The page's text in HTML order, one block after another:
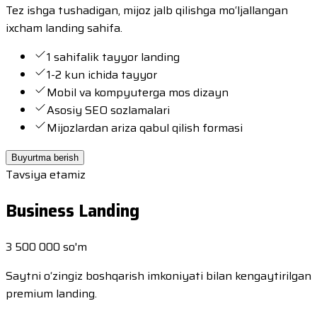
Tez ishga tushadigan, mijoz jalb qilishga mo‘ljallangan
ixcham landing sahifa.
1 sahifalik tayyor landing
1-2 kun ichida tayyor
Mobil va kompyuterga mos dizayn
Asosiy SEO sozlamalari
Mijozlardan ariza qabul qilish formasi
Buyurtma berish
Tavsiya etamiz
Business Landing
3 500 000 so'm
Saytni o‘zingiz boshqarish imkoniyati bilan kengaytirilgan
premium landing.